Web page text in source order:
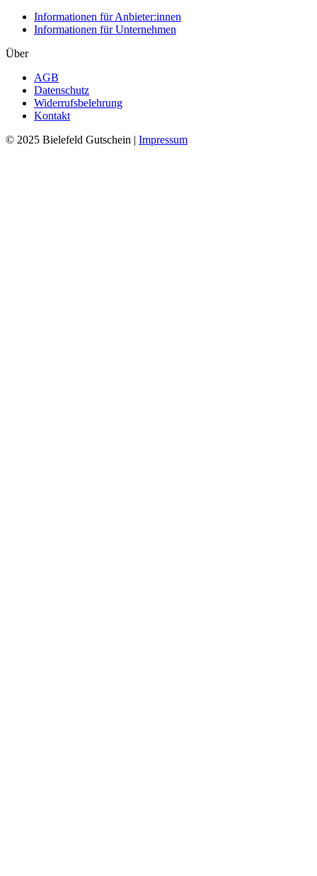
Informationen für Anbieter:innen
Informationen für Unternehmen
Über
AGB
Datenschutz
Widerrufsbelehrung
Kontakt
© 2025 Bielefeld Gutschein | Impressum